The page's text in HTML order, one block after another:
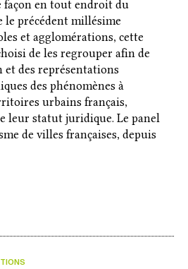
façon en tout endroit du
précédent millésime
et agglomérations, cette
de les regrouper afin de
des représentations
des phénomènes à
urbains français,
leur statut juridique. Le panel
de villes françaises, depuis